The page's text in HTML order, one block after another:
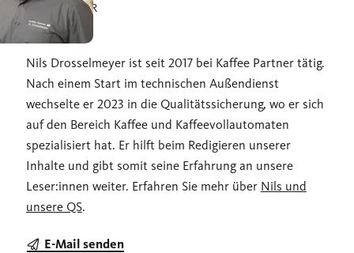
UNSER AUTOR
Nils
Nils Drosselmeyer ist seit 2017 bei Kaffee Partner tätig.
Nach einem Start im technischen Außendienst
wechselte er 2023 in die Qualitätssicherung, wo er sich
auf den Bereich Kaffee und Kaffeevollautomaten
spezialisiert hat. Er hilft beim Redigieren unserer
Inhalte und gibt somit seine Erfahrung an unsere
Leser:innen weiter. Erfahren Sie mehr über Nils und
unsere QS.
E-Mail senden